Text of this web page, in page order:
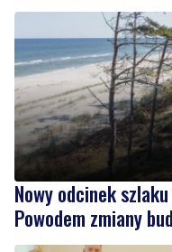
Nowy odcinek
Powodem zmiany